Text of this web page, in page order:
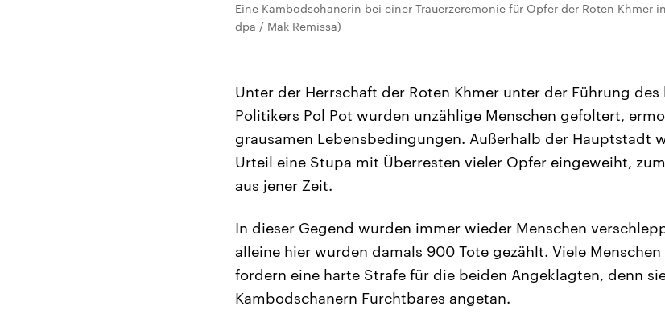
Eine Kambodschanerin bei einer Trauerzeremonie für Opfer der Roten Khmer
dpa / Mak Remissa)
Unter der Herrschaft der Roten Khmer unter der Führung
Politikers Pol Pot wurden unzählige Menschen gefoltert,
grausamen Lebensbedingungen. Außerhalb der Hauptstadt
Urteil eine Stupa mit Überresten vieler Opfer eingeweiht,
aus jener Zeit.
In dieser Gegend wurden immer wieder Menschen
alleine hier wurden damals 900 Tote gezählt. Viele
fordern eine harte Strafe für die beiden Angeklagten, denn
Kambodschanern Furchtbares angetan.